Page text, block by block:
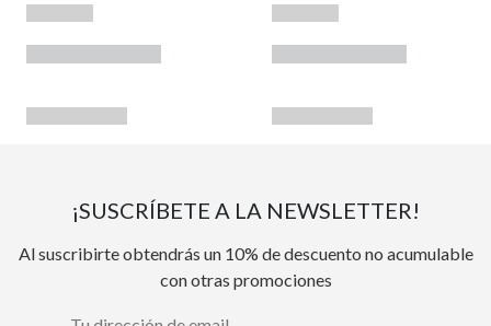
¡SUSCRÍBETE A LA NEWSLETTER!
Al suscribirte obtendrás un 10% de descuento no acumulable
con otras promociones